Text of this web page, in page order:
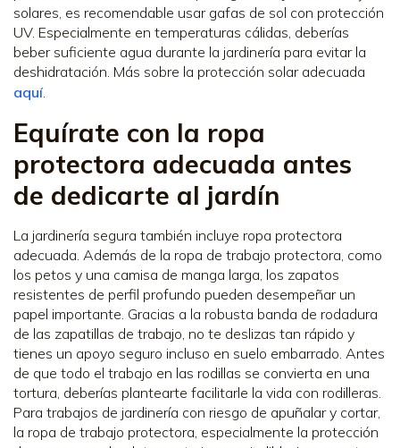
solares, es recomendable usar gafas de sol con protección
UV. Especialmente en temperaturas cálidas, deberías
beber suficiente agua durante la jardinería para evitar la
deshidratación. Más sobre la protección solar adecuada
aquí.
Equírate con la ropa
protectora adecuada antes
de dedicarte al jardín
La jardinería segura también incluye ropa protectora
adecuada. Además de la ropa de trabajo protectora, como
los petos y una camisa de manga larga, los zapatos
resistentes de perfil profundo pueden desempeñar un
papel importante. Gracias a la robusta banda de rodadura
de las zapatillas de trabajo, no te deslizas tan rápido y
tienes un apoyo seguro incluso en suelo embarrado. Antes
de que todo el trabajo en las rodillas se convierta en una
tortura, deberías plantearte facilitarle la vida con rodilleras.
Para trabajos de jardinería con riesgo de apuñalar y cortar,
la ropa de trabajo protectora, especialmente la protección